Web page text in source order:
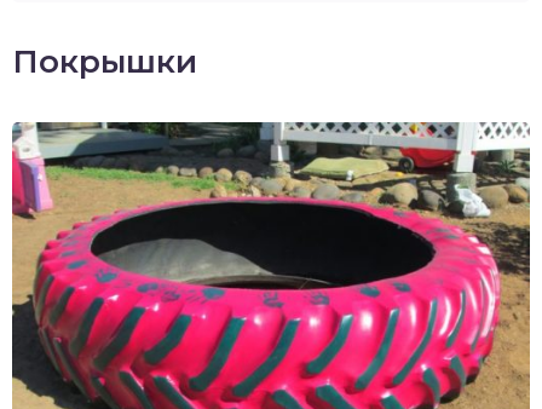
Покрышки